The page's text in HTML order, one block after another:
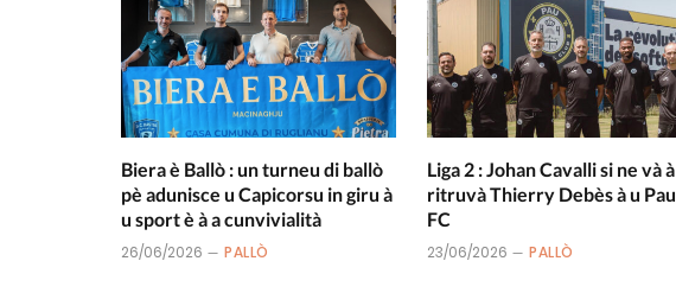
Biera è Ballò : un turneu di ballò
pè adunisce u Capicorsu in giru à
u sport è à a cunvivialità
26/06/2026 PALLÒ
Liga 2 : Johan Cavalli si ne và à
ritruvà Thierry Debès à u Pau
FC
23/06/2026 PALLÒ